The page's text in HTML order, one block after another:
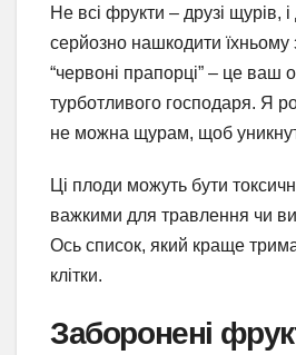
Не всі фрукти – друзі щурів,
серйозно нашкодити їхньому
“червоні прапорці” – це ваш
турботливого господаря. Я
не можна щурам, щоб
Ці плоди можуть бути
важкими для травлення чи
Ось список, який краще
клітки.
Заборонені